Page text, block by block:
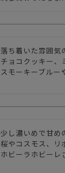
落ち着いた雰囲気
チョコクッキー
スモーキーブルー
少し濃いめで甘め
桜やコスモス、リ
ホビーラホビーレ